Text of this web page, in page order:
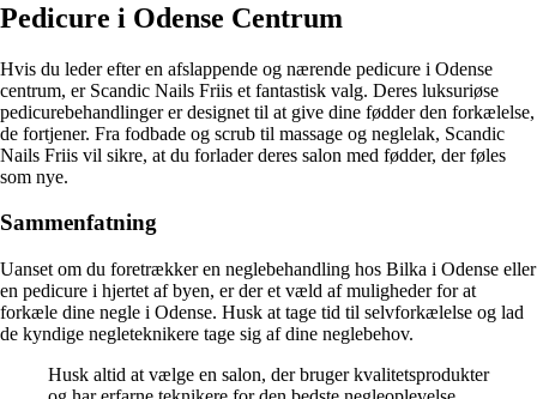
Pedicure i Odense Centrum
Hvis du leder efter en afslappende og nærende pedicure i Odense
centrum, er Scandic Nails Friis et fantastisk valg. Deres luksuriøse
pedicurebehandlinger er designet til at give dine fødder den forkælelse,
de fortjener. Fra fodbade og scrub til massage og neglelak, Scandic
Nails Friis vil sikre, at du forlader deres salon med fødder, der føles
som nye.
Sammenfatning
Uanset om du foretrækker en neglebehandling hos Bilka i Odense eller
en pedicure i hjertet af byen, er der et væld af muligheder for at
forkæle dine negle i Odense. Husk at tage tid til selvforkælelse og lad
de kyndige negleteknikere tage sig af dine neglebehov.
Husk altid at vælge en salon, der bruger kvalitetsprodukter